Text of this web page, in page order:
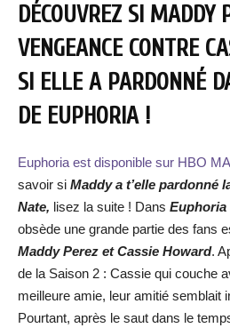
DÉCOUVREZ SI MADDY
VENGEANCE CONTRE
SI ELLE A PARDONNÉ
DE EUPHORIA !
Euphoria est disponible sur HBO
savoir si Maddy a t’elle pardonné
Nate, lisez la suite ! Dans Euphoria
obsède une grande partie des fans
Maddy Perez et Cassie Howard.
de la Saison 2 : Cassie qui couche
meilleure amie, leur amitié semblait
Pourtant, après le saut dans le